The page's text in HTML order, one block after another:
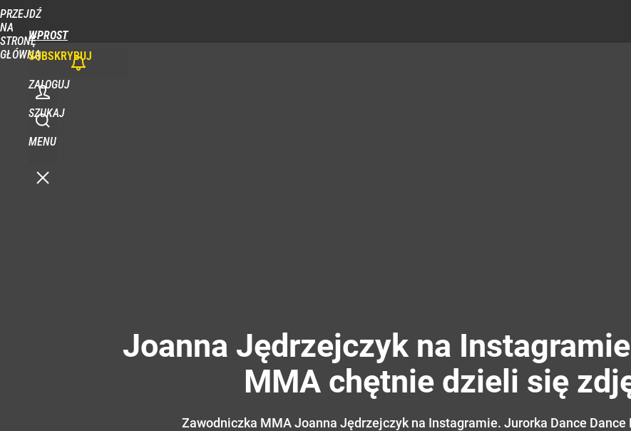
PRZEJDŹ
NA
STRONĘ
GŁÓWNĄ
WPROST
SUBSKRYBUJ
ZALOGUJ
SZUKAJ
MENU
Joanna Jędrzejczyk na
MMA chętnie dzieli się
Zawodniczka MMA Joanna Jędrzejczyk na Instagramie. Jurorka Dance